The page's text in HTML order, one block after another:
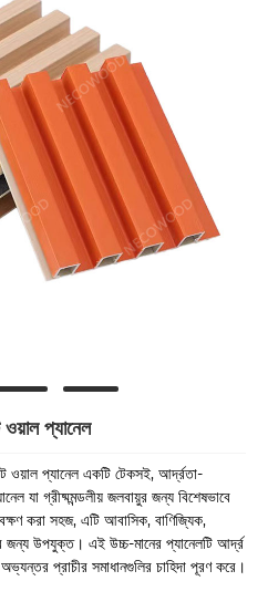
ওয়াল প্যানেল
ওয়াল প্যানেল একটি টেকসই, আর্দ্রতা-
যা গ্রীষ্মমন্ডলীয় জলবায়ুর জন্য বিশেষভাবে
করা সহজ, এটি আবাসিক, বাণিজ্যিক,
উপযুক্ত। এই উচ্চ-মানের প্যানেলটি আর্দ্র
প্রাচীর সমাধানগুলির চাহিদা পূরণ করে।